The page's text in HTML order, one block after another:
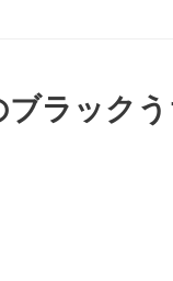
ブラック